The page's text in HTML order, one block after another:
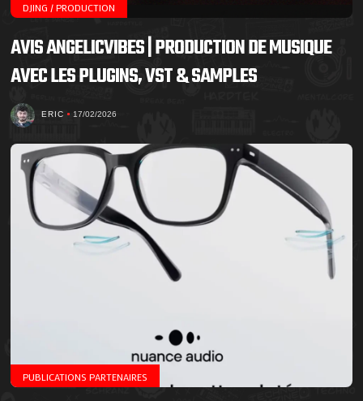
DJING / PRODUCTION
AVIS ANGELICVIBES | PRODUCTION DE MUSIQUE
AVEC LES PLUGINS, VST & SAMPLES
ERIC 17/02/2026
PUBLICATIONS PARTENAIRES